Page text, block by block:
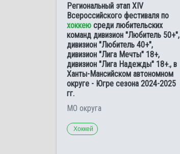
Региональный этап XIV
Всероссийского фестиваля по
хоккею среди любительских
команд дивизион "Любитель 50+",
дивизион "Любитель 40+",
дивизион "Лига Мечты" 18+,
дивизион "Лига Надежды" 18+., в
Ханты-Мансийском автономном
округе - Югре сезона 2024-2025
гг.
МО округа
Хоккей